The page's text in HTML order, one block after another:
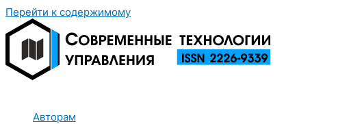
Перейти к содержимому
Авторам